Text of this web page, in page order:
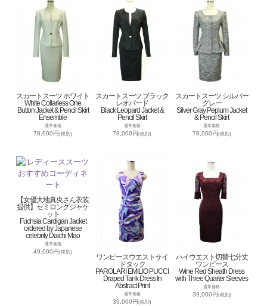
スカートスーツ ホワイト
White Collarless One
Button Jacket & Pencil Skirt
Ensemble
通常価格
78,000円(税別)
スカートスーツ ブラック
レオパード
Black Leopard Jacket &
Pencil Skirt
通常価格
78,000円(税別)
スカートスーツ シルバー
グレー
Silver Gray Peplum Jacket
& Pencil Skirt
通常価格
78,000円(税別)
【女優大地真央さん衣装
提供】セミロングジャケ
ット
Fuchsia Cardigan Jacket
ordered by Japanese
celebrity Daichi Mao
通常価格
49,000円(税別)
ワンピースウエストサイ
ドタック
PAROLARI EMILIO PUCCI
Draped Tank Dress In
Abstract Print
通常価格
39,000円(税別)
ハイウエスト切替七分丈
ワンピース
Wine Red Sheath Dress
with Three Quarter Sleeves
通常価格
39,000円(税別)